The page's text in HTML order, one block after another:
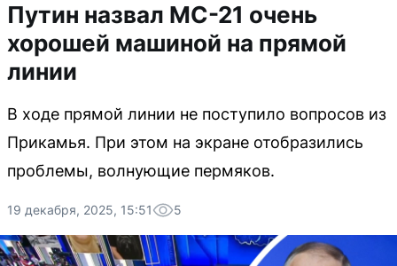
Путин назвал МС-21 очень
хорошей машиной на прямой
линии
В ходе прямой линии не поступило вопросов из
Прикамья. При этом на экране отобразились
проблемы, волнующие пермяков.
19 декабря, 2025, 15:51 5